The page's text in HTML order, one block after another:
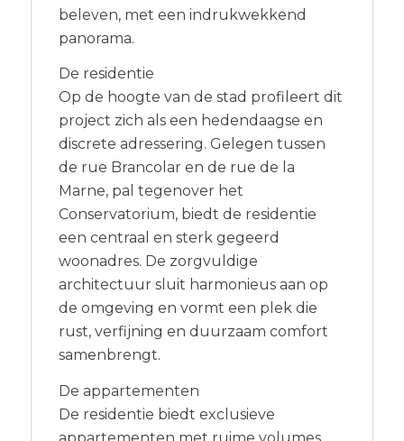
beleven, met een indrukwekkend
panorama.
De residentie
Op de hoogte van de stad profileert dit
project zich als een hedendaagse en
discrete adressering. Gelegen tussen
de rue Brancolar en de rue de la
Marne, pal tegenover het
Conservatorium, biedt de residentie
een centraal en sterk gegeerd
woonadres. De zorgvuldige
architectuur sluit harmonieus aan op
de omgeving en vormt een plek die
rust, verfijning en duurzaam comfort
samenbrengt.
De appartementen
De residentie biedt exclusieve